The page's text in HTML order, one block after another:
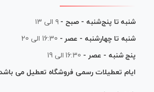
شنبه تا پنج‌شنبه - صبح - ۹ الی ۱۳
شنبه تا چهارشنبه - عصر - 16:30 الی 20
پنج شنبه - عصر - 16:30 الی 19
ایام تعطیلات رسمی فروشگاه تعطیل می باشد